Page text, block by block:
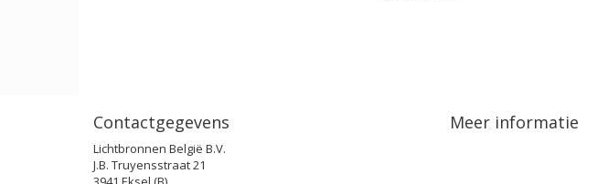
Contactgegevens
Lichtbronnen België B.V.
J.B. Truyensstraat 21
Meer informatie